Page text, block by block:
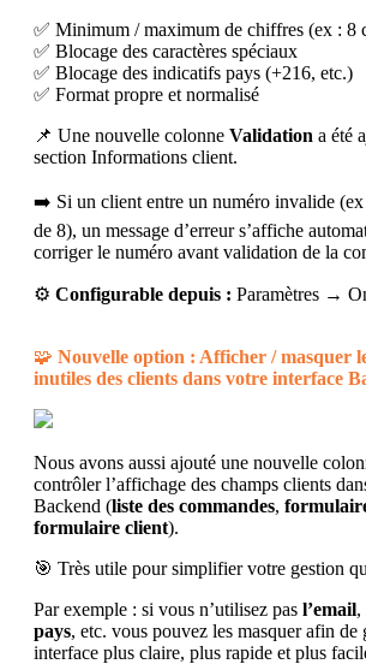
✅ Minimum / maximum de chiffres (ex : 8
✅ Blocage des caractères spéciaux
✅ Blocage des indicatifs pays (+216, etc.)
✅ Format propre et normalisé
📌 Une nouvelle colonne Validation a été
section Informations client.
➡️ Si un client entre un numéro invalide
de 8), un message d’erreur s’affiche
corriger le numéro avant validation de la
⚙️ Configurable depuis : Paramètres →
🧩 Nouvelle option : Afficher / masquer
inutiles des clients dans votre interface
Nous avons aussi ajouté une nouvelle
contrôler l’affichage des champs clients
Backend (liste des commandes,
formulaire client).
🎯 Très utile pour simplifier votre gestion
Par exemple : si vous n’utilisez pas l’email,
pays, etc. vous pouvez les masquer afin de
interface plus claire, plus rapide et plus